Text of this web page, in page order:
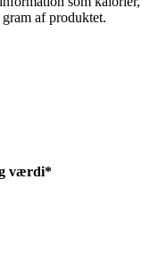
af produktet.
værdi*